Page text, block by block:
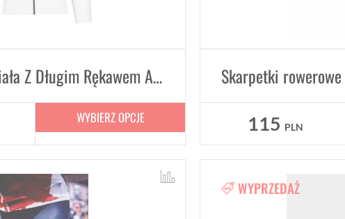
Letni Izolator Ciała Z Długim Rękawem ASSOS
WYBIERZ OPCJE 115 PLN
WYPRZEDAŻ